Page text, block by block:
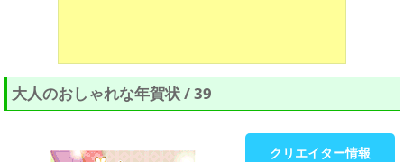
大人のおしゃれな年賀状 / 39
クリエイター情報